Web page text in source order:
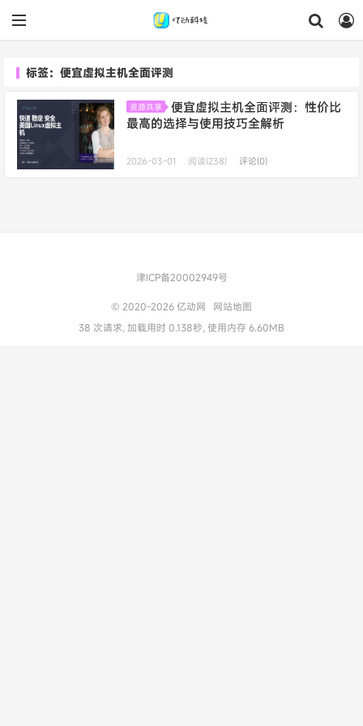
标签：便宜虚拟主机全面评测
资源共享
便宜虚拟主机全面评测：性价比
最高的选择与使用技巧全解析
2026-03-01 阅读(238) 评论(0)
津ICP备20002949号
© 2020-2026亿动网
网站地图
38 次请求, 加载用时 0.138秒, 使用内存 6.60MB